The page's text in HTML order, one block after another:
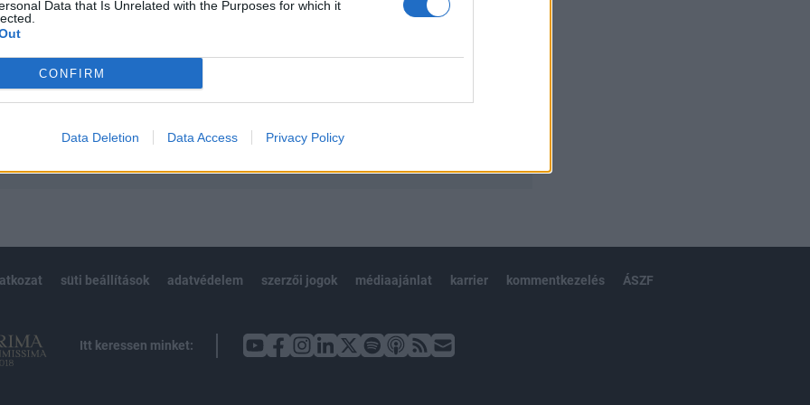
Data that Is Unrelated with the Purposes for which it
CONFIRM
Data Deletion Data Access Privacy Policy
cikkarchívum
elmúlt 2 év napon belüli
Előfizetés
süti beállítások adatvédelem szerzői jogok médiaajánlat karrier kommentkezelés ÁSZF
Itt keressen minket: